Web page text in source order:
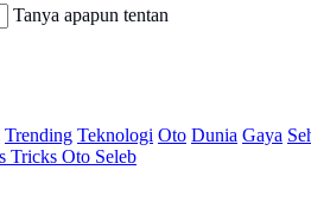
Tanya apapun tentang artikel ini..
Trending Teknologi Oto Dunia Gaya
Tricks Oto Seleb